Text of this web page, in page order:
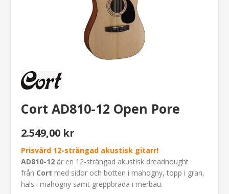
Cort AD810-12 Open Pore
2.549,00 kr
Prisvärd 12-strängad akustisk gitarr!
AD810-12 är en 12-strängad akustisk dreadnought
från Cort med sidor och botten i mahogny, topp i gran,
hals i mahogny samt greppbräda i merbau.